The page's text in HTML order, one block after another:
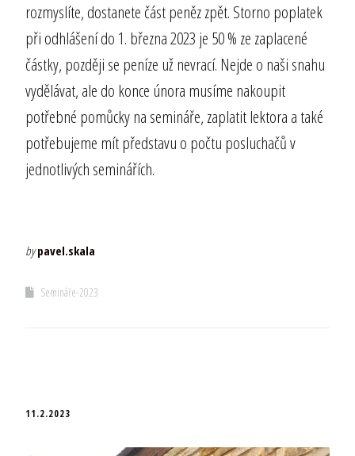
rozmyslíte, dostanete část peněz zpět. Storno poplatek
při odhlášení do 1. března 2023 je 50 % ze zaplacené
částky, později se peníze už nevrací. Nejde o naši snahu
vydělávat, ale do konce února musíme nakoupit
potřebné pomůcky na semináře, zaplatit lektora a také
potřebujeme mít představu o počtu posluchačů v
jednotlivých seminářích.
bypavel.skala
Semináře-2023
11.2.2023